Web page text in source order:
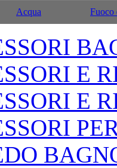
Acqua Fuoco
E
E